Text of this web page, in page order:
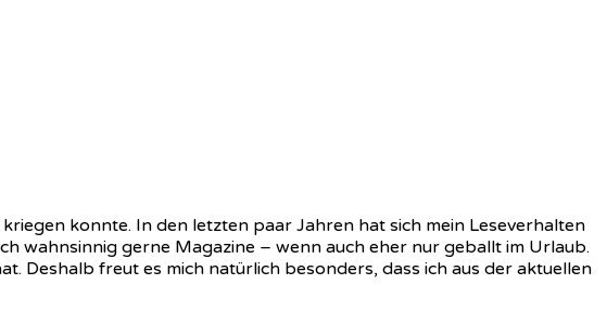
konnte. In den letzten paar Jahren hat sich mein Leseverhalten
wahnsinnig gerne Magazine – wenn auch eher nur geballt im Urlaub.
Deshalb freut es mich natürlich besonders, dass ich aus der aktuellen